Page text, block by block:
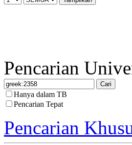
Pencarian
Hanya dalam TB
Pencarian Tepat
Pencarian